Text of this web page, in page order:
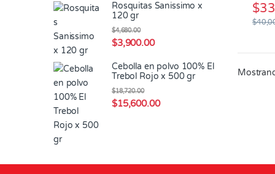
$
$
Rosquitas Sanissimo x
120 gr
$3,900.00
$4,680.00
Cebolla en polvo 100% El
Trebol Rojo x 500 gr
$15,600.00
$18,720.00